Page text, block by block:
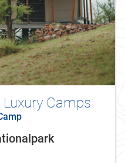
Camps